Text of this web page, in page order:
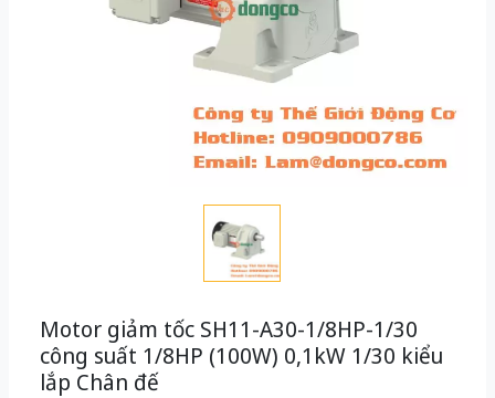
Motor giảm tốc SH11-A30-1/8HP-1/30
công suất 1/8HP (100W) 0,1kW 1/30 kiểu
lắp Chân đế